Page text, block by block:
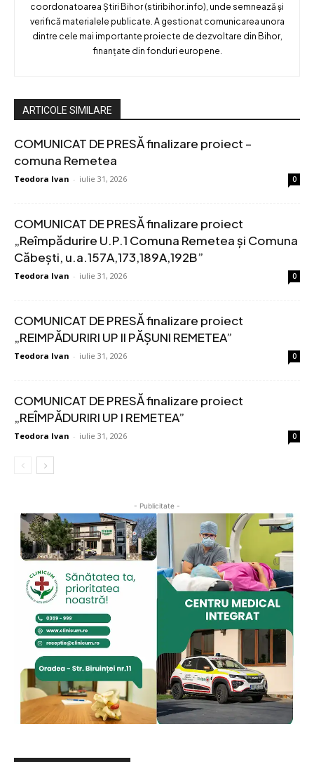
coordonatoarea Știri Bihor (stiribihor.info), unde semnează și
verifică materialele publicate. A gestionat comunicarea unora
dintre cele mai importante proiecte de dezvoltare din Bihor,
finanțate din fonduri europene.
ARTICOLE SIMILARE
COMUNICAT DE PRESĂ finalizare proiect –
comuna Remetea
Teodora Ivan - iulie 31, 2026 0
COMUNICAT DE PRESĂ finalizare proiect
„Reîmpădurire U.P.1 Comuna Remetea și Comuna
Căbești, u.a.157A,173,189A,192B”
Teodora Ivan - iulie 31, 2026 0
COMUNICAT DE PRESĂ finalizare proiect
„REIMPĂDURIRI UP II PĂȘUNI REMETEA”
Teodora Ivan - iulie 31, 2026 0
COMUNICAT DE PRESĂ finalizare proiect
„REÎMPĂDURIRI UP I REMETEA”
Teodora Ivan - iulie 31, 2026 0
- Publicitate -